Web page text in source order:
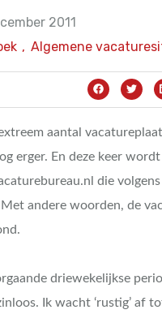
2011
Algemene
,
aantal
erger. En deze keer
die
andere woorden, de
driewekelijkse
Ik wacht ‘rustig’ af